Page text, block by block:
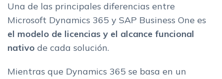
¿Que significan estas diferencias de Microsoft Dynamics vs
SAP para tu empresa?
Preguntas frecuentes sobre Microsoft Dynamics vs SAP
Conclusion: SAP y Microsoft Dynamics son lideres, pero no
Una de las principales diferencias entre
Microsoft Dynamics 365 y SAP Business One es
el modelo de licencias y el alcance funcional
nativo de cada solución.
Mientras que Dynamics 365 se basa en un